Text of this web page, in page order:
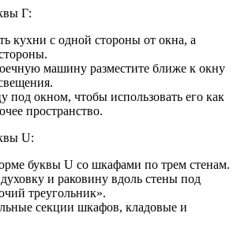
Г:
кухни с одной стороны от окна, а
машину разместите ближе к окну
под окном, чтобы использовать его как
пространство.
U:
буквы U со шкафами по трем стенам.
и раковину вдоль стены под
треугольник».
секции шкафов, кладовые и